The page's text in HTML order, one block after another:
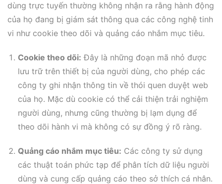
dùng trực tuyến thường không nhận ra rằng hành động
của họ đang bị giám sát thông qua các công nghệ tinh
vi như cookie theo dõi và quảng cáo nhắm mục tiêu.
Cookie theo dõi: Đây là những đoạn mã nhỏ được
lưu trữ trên thiết bị của người dùng, cho phép các
công ty ghi nhận thông tin về thói quen duyệt web
của họ. Mặc dù cookie có thể cải thiện trải nghiệm
người dùng, nhưng cũng thường bị lạm dụng để
theo dõi hành vi mà không có sự đồng ý rõ ràng.
Quảng cáo nhắm mục tiêu: Các công ty sử dụng
các thuật toán phức tạp để phân tích dữ liệu người
dùng và cung cấp quảng cáo theo sở thích cá nhân.